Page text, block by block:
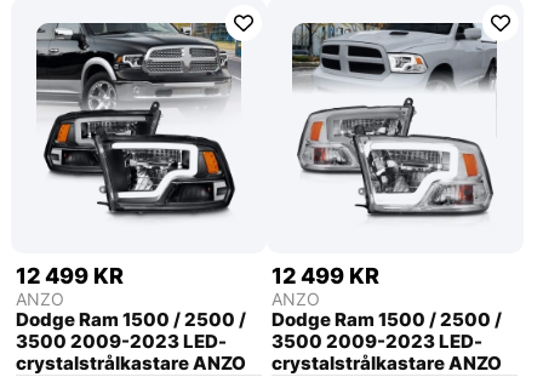
12 499 KR
ANZO
Dodge Ram 1500 / 2500 /
3500 2009-2023 LED-
crystalstrålkastare ANZO
12 499 KR
ANZO
Dodge Ram 1500 / 2500 /
3500 2009-2023 LED-
crystalstrålkastare ANZO